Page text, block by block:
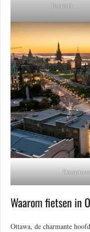
Tourism
Waarom fietsen in
Ottawa, de charmante